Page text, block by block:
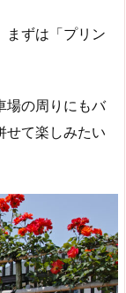
ずは「プリン
場の周りにもバ
せて楽しみたい